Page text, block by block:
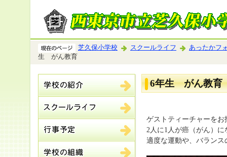
芝久保小学校 スクールライフ
あったかフ
生 がん教育
6年生 がん教育
ゲストティーチャーを
2人に1人が癌（がん）
適度な運動や、バラン